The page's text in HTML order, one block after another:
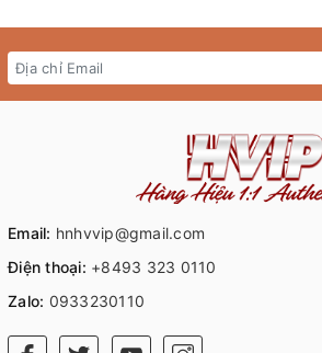
Email: hnhvvip@gmail.com
Điện thoại: +8493 323 0110
Zalo: 0933230110